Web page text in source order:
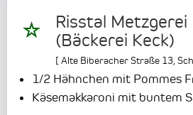
Risstal Metzgerei
(Bäckerei Keck)
[ Alte Biberacher Straße 13,
1/2 Hähnchen mit Pommes
Käsemakkaroni mit buntem